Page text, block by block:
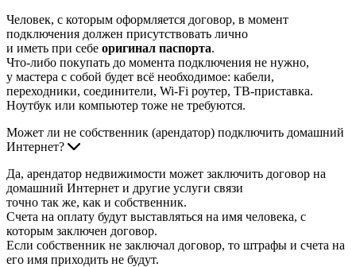
Человек, с которым оформляется договор, в момент
подключения должен присутствовать лично
и иметь при себе оригинал паспорта.
Что-либо покупать до момента подключения не нужно,
у мастера с собой будет всё необходимое: кабели,
переходники, соединители, Wi-Fi роутер, ТВ-приставка.
Ноутбук или компьютер тоже не требуются.
Может ли не собственник (арендатор) подключить домашний
Интернет?
Да, арендатор недвижимости может заключить договор на
домашний Интернет и другие услуги связи
точно так же, как и собственник.
Счета на оплату будут выставляться на имя человека, с
которым заключен договор.
Если собственник не заключал договор, то штрафы и счета на
его имя приходить не будут.